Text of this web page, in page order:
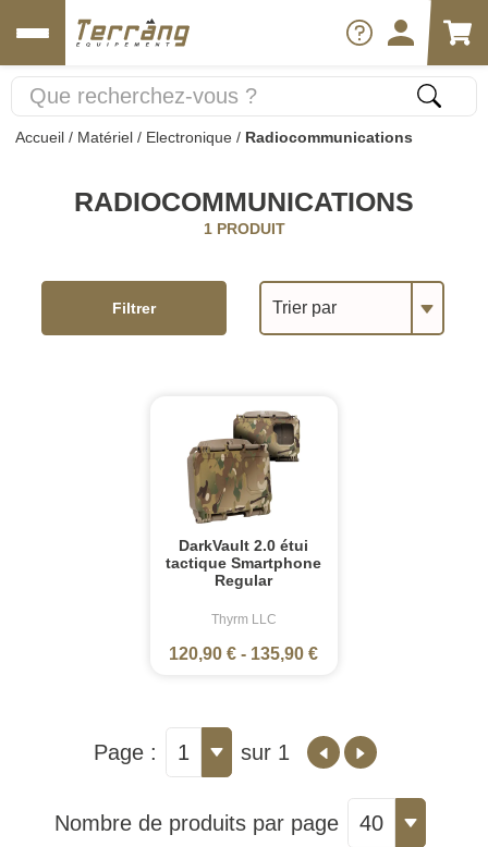
Accueil / Matériel / Electronique / Radiocommunications
RADIOCOMMUNICATIONS
1 PRODUIT
Trier par
Filtrer
DarkVault 2.0 étui
tactique Smartphone
Regular
Thyrm LLC
120,90 € - 135,90 €
Page : 1 sur 1
Nombre de produits par page 40